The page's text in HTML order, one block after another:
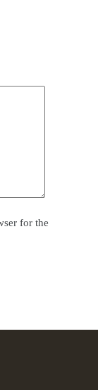
for the